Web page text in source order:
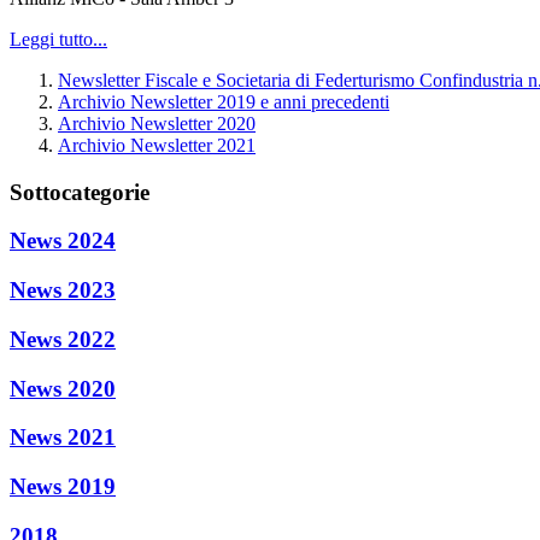
Leggi tutto...
Newsletter Fiscale e Societaria di Federturismo Confindustria
Archivio Newsletter 2019 e anni precedenti
Archivio Newsletter 2020
Archivio Newsletter 2021
Sottocategorie
News 2024
News 2023
News 2022
News 2020
News 2021
News 2019